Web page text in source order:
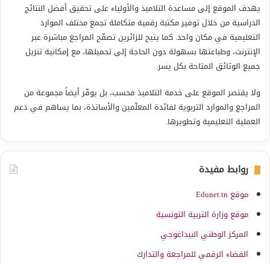
يهدف الموقع إلى مساعدة التلاميذ والأولياء على تحقيق أفضل النتائج
الدراسية من خلال توفير مكتبة رقمية متكاملة تجمع مختلف الموارد
التعليمية في مكان واحد. كما يتيح للزائرين تصفّح المراجع مباشرة عبر
الإنترنت، وطباعتها بسهولة دون الحاجة إلى تحميلها، مع إمكانية تنزيل
جميع الوثائق المتاحة بكل يسر.
ولا يقتصر الموقع على خدمة التلاميذ فحسب، بل يوفّر أيضاً مجموعة من
المراجع والموارد التربوية لفائدة المعلّمين والأساتذة، بما يساهم في دعم
العملية التعليمية وتطويرها.
روابط مفيدة
موقع Edunet.tn
موقع وزارة التربية التونسية
المركز الوطني البيداغوجي
الفضاء الرقمي للمراجعة والتدارك